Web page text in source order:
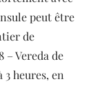
peut être
de
– Vereda de
3 heures, en